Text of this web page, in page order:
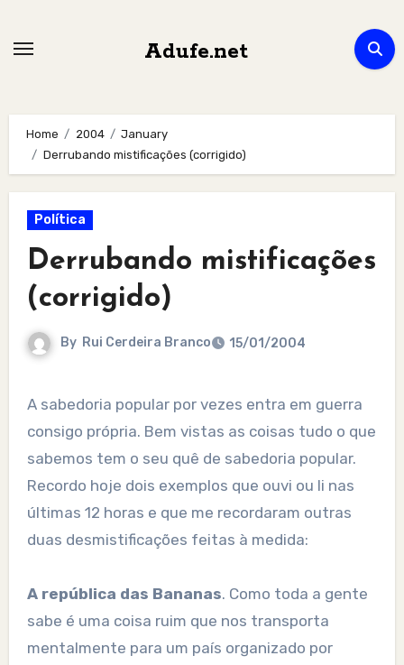
Adufe.net
Home 2004
January
Derrubando mistificações (corrigido)
Política
Derrubando mistificações
(corrigido)
By Rui Cerdeira Branco 15/01/2004
A sabedoria popular por vezes entra em guerra
consigo própria. Bem vistas as coisas tudo o que
sabemos tem o seu quê de sabedoria popular.
Recordo hoje dois exemplos que ouvi ou li nas
últimas 12 horas e que me recordaram outras
duas desmistificações feitas à medida:
A república das Bananas. Como toda a gente
sabe é uma coisa ruim que nos transporta
mentalmente para um país organizado por